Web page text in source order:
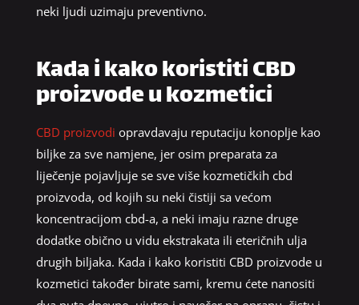
neki ljudi uzimaju preventivno.
Kada i kako koristiti CBD
proizvode u kozmetici
CBD proizvodi opravdavaju reputaciju konoplje kao
biljke za sve namjene, jer osim preparata za
liječenje pojavljuje se sve više kozmetičkih cbd
proizvoda, od kojih su neki čistiji sa većom
koncentracijom cbd-a, a neki imaju razne druge
dodatke obično u vidu ekstrakata ili eteričnih ulja
drugih biljaka. Kada i kako koristiti CBD proizvode u
kozmetici također birate sami, kremu ćete nanositi